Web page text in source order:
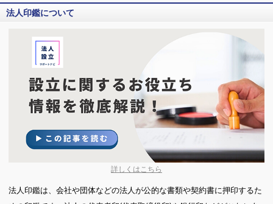
法人印鑑について
詳しくはこちら
法人印鑑は、会社や団体などの法人が公的な書類や契約書に押印するた